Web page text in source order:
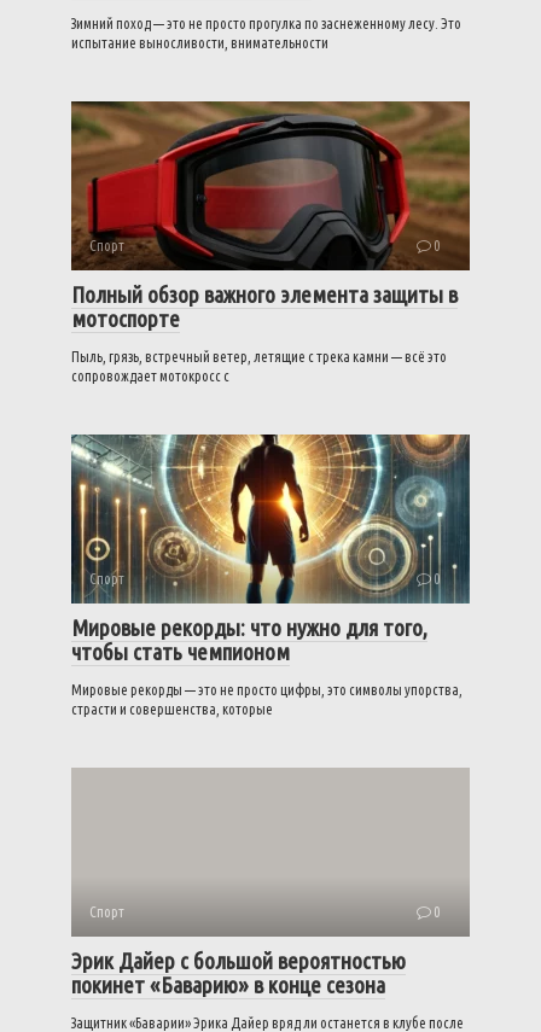
Зимний поход — это не просто прогулка по заснеженному лесу. Это
испытание выносливости, внимательности
Спорт 0
Полный обзор важного элемента защиты в
мотоспорте
Пыль, грязь, встречный ветер, летящие с трека камни — всё это
сопровождает мотокросс с
Спорт 0
Мировые рекорды: что нужно для того,
чтобы стать чемпионом
Мировые рекорды — это не просто цифры, это символы упорства,
страсти и совершенства, которые
Спорт 0
Эрик Дайер с большой вероятностью
покинет «Баварию» в конце сезона
Защитник «Баварии» Эрика Дайер вряд ли останется в клубе после